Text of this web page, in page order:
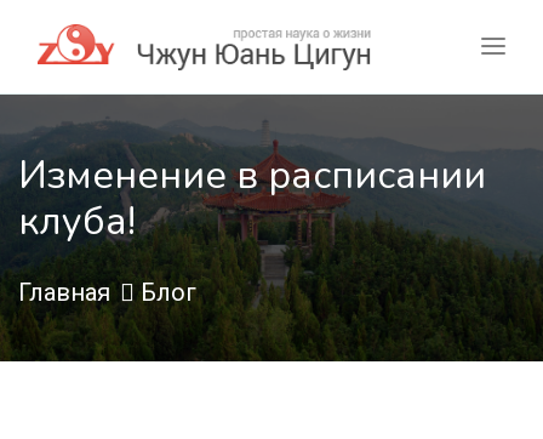
Изменение в расписании
клуба!
Главная Блог